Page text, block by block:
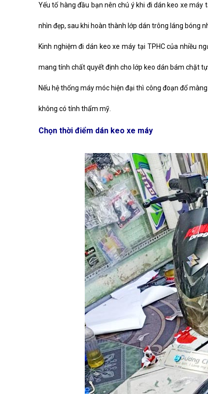
Yếu tố hàng đầu bạn nên chú ý khi đi dán keo xe máy
nhìn đẹp, sau khi hoàn thành lớp dán trông láng bóng
Kinh nghiệm đi dán keo xe máy tại TPHC của nhiều
mang tính chất quyết định cho lớp keo dán bám chặt
Nếu hệ thống máy móc hiện đại thì công đoạn đổ
không có tính thẩm mỹ.
Chọn thời điểm dán keo xe máy